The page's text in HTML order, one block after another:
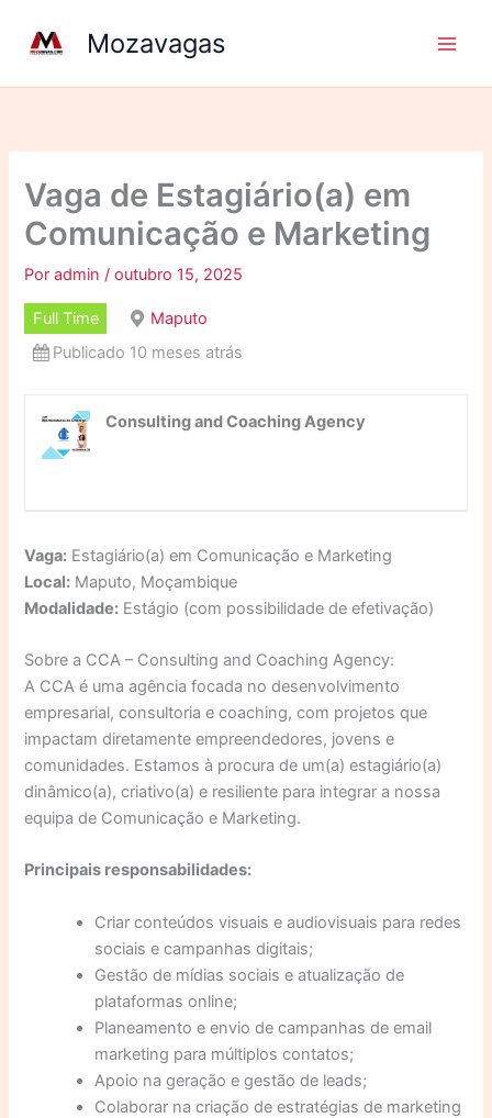
conteúdo
Mozavagas
Vaga de Estagiário(a) em
Comunicação e Marketing
Poradmin/outubro 15, 2025
Full Time
Maputo
Publicado 10 meses atrás
Consulting and Coaching Agency
Vaga: Estagiário(a) em Comunicação e Marketing
Local: Maputo, Moçambique
Modalidade: Estágio (com possibilidade de efetivação)
Sobre a CCA – Consulting and Coaching Agency:
A CCA é uma agência focada no desenvolvimento
empresarial, consultoria e coaching, com projetos que
impactam diretamente empreendedores, jovens e
comunidades. Estamos à procura de um(a) estagiário(a)
dinâmico(a), criativo(a) e resiliente para integrar a nossa
equipa de Comunicação e Marketing.
Principais responsabilidades:
Criar conteúdos visuais e audiovisuais para redes
sociais e campanhas digitais;
Gestão de mídias sociais e atualização de
plataformas online;
Planeamento e envio de campanhas de email
marketing para múltiplos contatos;
Apoio na geração e gestão de leads;
Colaborar na criação de estratégias de marketing